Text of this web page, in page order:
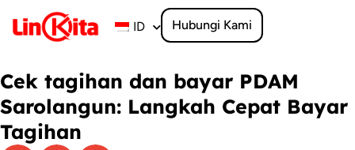
konten
ID Hubungi Kami
Cek tagihan dan bayar PDAM
Sarolangun: Langkah Cepat Bayar
Tagihan